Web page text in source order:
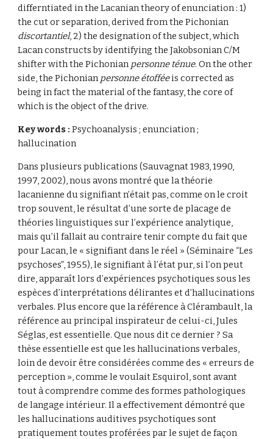
differntiated in the Lacanian theory of enunciation : 1)
discortantiel, 2) the designation of the subject, which
Lacan constructs by identifying the Jakobsonian C/M
shifter with the Pichonian personne ténue. On the other
side, the Pichonian personne étoffée is corrected as
being in fact the material of the fantasy, the core of
which is the object of the drive.
Key words : Psychoanalysis ; enunciation ;
hallucination
Dans plusieurs publications (Sauvagnat 1983, 1990,
1997, 2002), nous avons montré que la théorie
lacanienne du signifiant n’était pas, comme on le croit
trop souvent, le résultat d’une sorte de placage de
théories linguistiques sur l’expérience analytique,
mais qu’il fallait au contraire tenir compte du fait que
pour Lacan, le « signifiant dans le réel » (Séminaire “Les
psychoses”, 1955), le signifiant à l’état pur, si l’on peut
dire, apparaît lors d’expériences psychotiques sous les
espèces d’interprétations délirantes et d’hallucinations
verbales. Plus encore que la référence à Clérambault, la
référence au principal inspirateur de celui-ci, Jules
Séglas, est essentielle. Que nous dit ce dernier ? Sa
thèse essentielle est que les hallucinations verbales,
loin de devoir être considérées comme des « erreurs de
perception », comme le voulait Esquirol, sont avant
tout à comprendre comme des formes pathologiques
de langage intérieur. Il a effectivement démontré que
les hallucinations auditives psychotiques sont
pratiquement toutes proférées par le sujet de façon